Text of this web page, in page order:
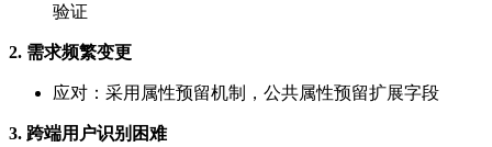
验证
2. 需求频繁变更
应对：采用属性预留机制，公共属性预留扩展字段
3. 跨端用户识别困难